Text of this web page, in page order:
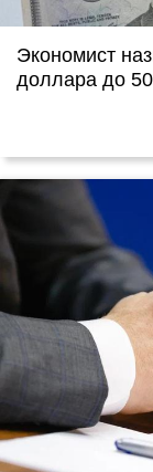
Экономист
доллара до